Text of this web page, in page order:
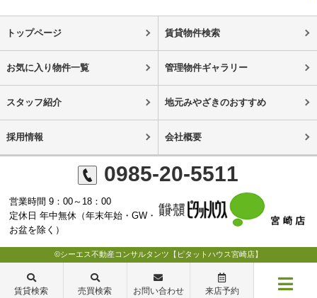
トップページ 賃貸物件検索
お気に入り物件一覧 管理物件ギャラリー
スタッフ紹介 地元みやざきのおすすめ
採用情報 会社概要
0985-20-5511
営業時間 9：00～18：00
定休日 年中無休（年末年始・GW・
お盆を除く）
©シーエス不動産コンサルタンツ【ピタットハウス宮崎店】
賃貸検索 売買検索 お問い合わせ 来店予約